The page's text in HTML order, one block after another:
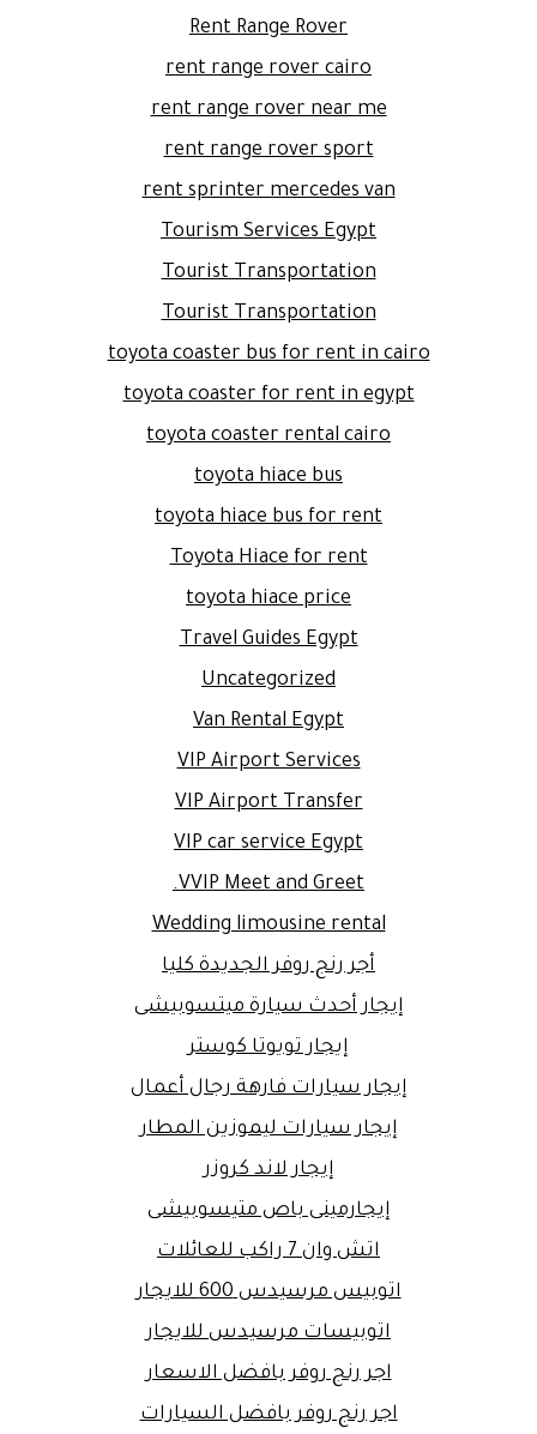
Rent Range Rover
rent range rover cairo
rent range rover near me
rent range rover sport
rent sprinter mercedes van
Tourism Services Egypt
Tourist Transportation
Tourist Transportation
toyota coaster bus for rent in cairo
toyota coaster for rent in egypt
toyota coaster rental cairo
toyota hiace bus
toyota hiace bus for rent
Toyota Hiace for rent
toyota hiace price
Travel Guides Egypt
Uncategorized
Van Rental Egypt
VIP Airport Services
VIP Airport Transfer
VIP car service Egypt
VVIP Meet and Greet.
Wedding limousine rental
أجر رنج روفر الجديدة كليا
إيجار أحدث سيارة ميتسوبيشى
إيجار تويوتا كوستر
إيجار سيارات فارهة رجال أعمال
إيجار سيارات ليموزين المطار
إيجار لاند كروزر
إيجارمينى باص متيسوبيشى
اتش وان 7 راكب للعائلات
اتوبيس مرسيدس 600 للايجار
اتوبيسات مرسيدس للايجار
اجر رنج روفر بافضل الاسعار
اجر رنج روفر بافضل السيارات